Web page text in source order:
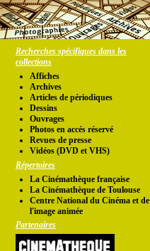
Recherches spécifiques dans les
collections
Affiches
Archives
Articles de périodiques
Dessins
Ouvrages
Photos en accés réservé
Revues de presse
Vidéos (DVD et VHS)
Répertoires
La Cinémathèque française
La Cinémathèque de Toulouse
Centre National du Cinéma et de
l'image animée
Partenaires